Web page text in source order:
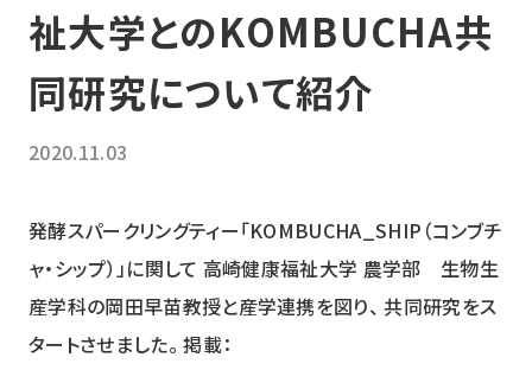
REGULAR PRODUCTS
YUZU HEADS
ユズ ヘッズ
祉大学とのKOMBUCHA共
同研究について紹介
2020.11.03
発酵スパークリングティー「KOMBUCHA_SHIP（コンブチ
ャ・シップ）」に関して 高崎健康福祉大学 農学部 生物生
産学科の岡田早苗教授と産学連携を図り、 共同研究をス
タートさせました。 掲載：